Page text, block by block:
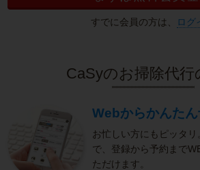
すでに会員の方は、 ログ
CaSyのお掃除代行
Webからかんたん
お忙しい方にもピッタ
で、登録から予約まで
ただけます。